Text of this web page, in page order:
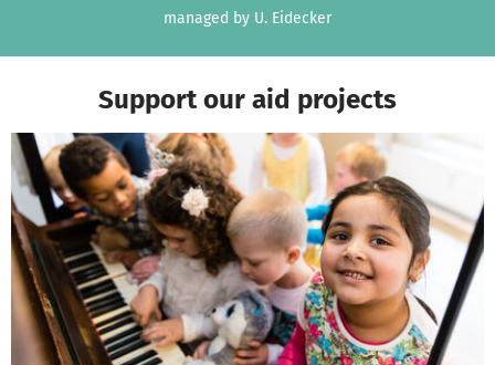
managed by U. Eidecker
Support our aid projects